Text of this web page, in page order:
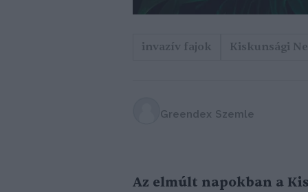
invazív fajok Kiskunsági
Greendex Szemle
Az elmúlt napokban a